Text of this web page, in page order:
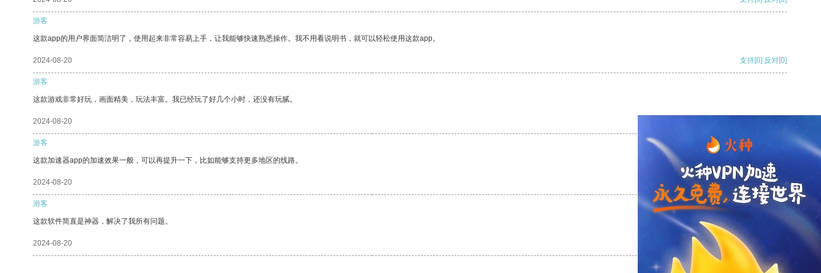
游客
这款app的用户界面简洁明了，使用起来非常容易上手，让我能够快速熟悉操作。我不用看说明书，就可以轻松使用这款app。
2024-08-20 支持[0] 反对[0]
游客
这款游戏非常好玩，画面精美，玩法丰富。我已经玩了好几个小时，还没有玩腻。
2024-08-20
游客
这款加速器app的加速效果一般，可以再提升一下，比如能够支持更多地区的线路。
2024-08-20 支持 [0] 反对 [0]
游客
这款软件简直是神器，解决了我所有问题。
2024-08-20 支持